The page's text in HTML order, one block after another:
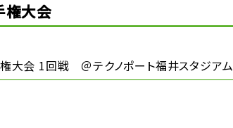
権大会
大会 1回戦 ＠テクノポート福井スタジアム